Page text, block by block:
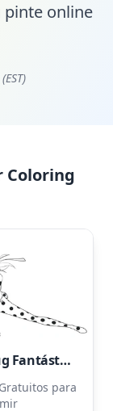
pinte online
Coloring
Ladybug Fantástica
para